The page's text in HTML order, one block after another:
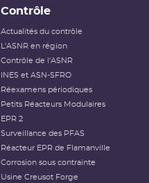
Contrôle
Actualités du contrôle
L'ASNR en région
Contrôle de l'ASNR
INES et ASN-SFRO
Réexamens périodiques
Petits Réacteurs Modulaires
EPR 2
Surveillance des PFAS
Réacteur EPR de Flamanville
Corrosion sous contrainte
Usine Creusot Forge